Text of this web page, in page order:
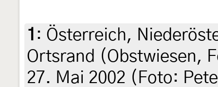
1 : Österreich,
Ortsrand (Obstwiesen,
27. Mai 2002 (Foto: